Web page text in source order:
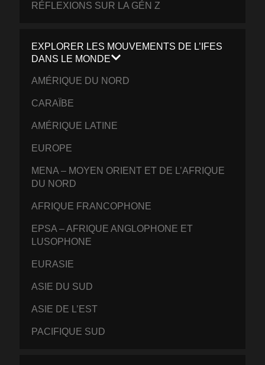
RÉFLEXIONS SUR LA GÉN Z
EXPLORER LES MOUVEMENTS DE L’IFES
DANS LE MONDE
AMÉRIQUE DU NORD
CARAÏBE
AMÉRIQUE LATINE
EUROPE
MENA – MOYEN ORIENT ET DE L’AFRIQUE
DU NORD
AFRIQUE FRANCOPHONE
EPSA – AFRIQUE ANGLOPHONE ET
LUSOPHONE
EURASIE
ASIE DU SUD
ASIE DE L’EST
PACIFIQUE SUD